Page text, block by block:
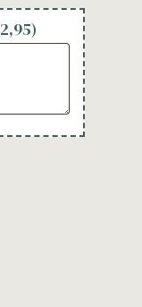
2,95)